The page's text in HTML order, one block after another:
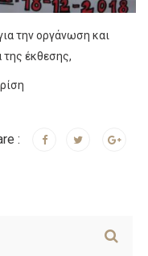
την οργάνωση και
της έκθεσης,
: